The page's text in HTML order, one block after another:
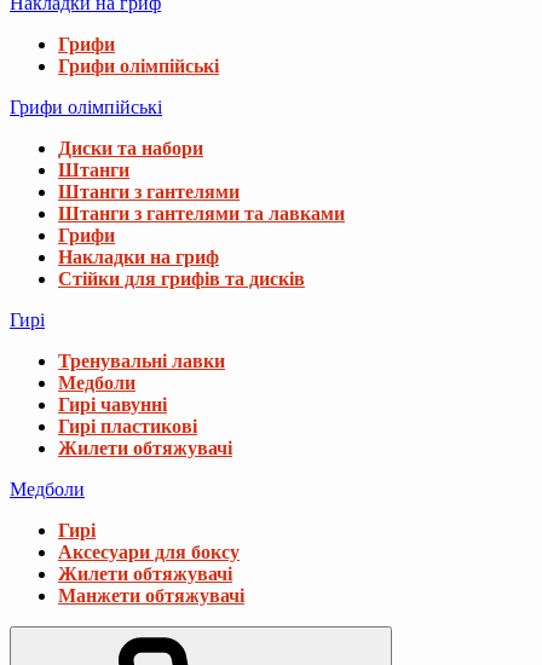
Грифи
Грифи олімпійські
Грифи олімпійські
Диски та набори
Штанги
Штанги з гантелями
Штанги з гантелями та лавками
Грифи
Накладки на гриф
Стійки для грифів та дисків
Гирі
Тренувальні лавки
Медболи
Гирі чавунні
Гирі пластикові
Жилети обтяжувачі
Медболи
Гирі
Аксесуари для боксу
Жилети обтяжувачі
Манжети обтяжувачі